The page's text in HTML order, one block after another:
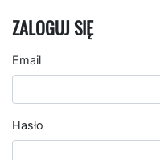
ZALOGUJ SIĘ
Email
Hasło